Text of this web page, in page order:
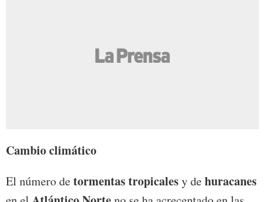
Cambio climático
El número detormentas tropicalesy dehuracanes